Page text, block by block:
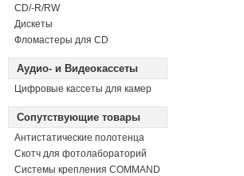
СD/-R/RW
Дискеты
Фломастеры для CD
Аудио- и Видеокассеты
Цифровые кассеты для камер
Сопутствующие товары
Антистатические полотенца
Скотч для фотолабораторий
Системы крепления COMMAND